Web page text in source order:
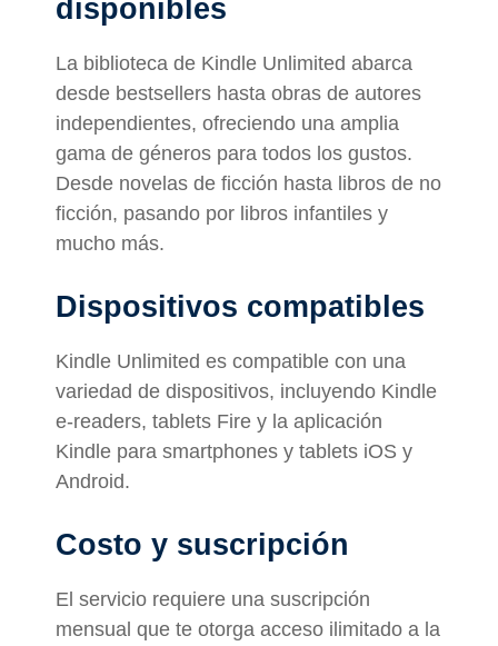
disponibles
La biblioteca de Kindle Unlimited abarca
desde bestsellers hasta obras de autores
independientes, ofreciendo una amplia
gama de géneros para todos los gustos.
Desde novelas de ficción hasta libros de no
ficción, pasando por libros infantiles y
mucho más.
Dispositivos compatibles
Kindle Unlimited es compatible con una
variedad de dispositivos, incluyendo Kindle
e-readers, tablets Fire y la aplicación
Kindle para smartphones y tablets iOS y
Android.
Costo y suscripción
El servicio requiere una suscripción
mensual que te otorga acceso ilimitado a la